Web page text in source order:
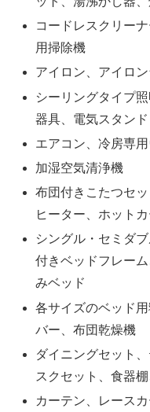
コードレスクリー
用掃除機
アイロン、アイロン
シーリングタイプ
器具、電気スタンド
エアコン、冷房専
加湿空気清浄機
布団付きこたつセ
ヒーター、ホット
シングル・セミダ
付きベッドフレー
みベッド
各サイズのベッド
バー、布団乾燥機
ダイニングセット
スクセット、食器
カーテン、レース